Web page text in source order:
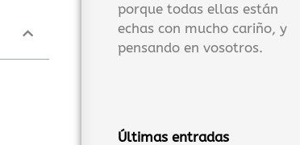
porque todas ellas están
echas con mucho cariño, y
pensando en vosotros.
Últimas entradas